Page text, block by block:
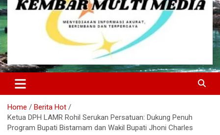
Kembar Multi Media
Home
Berita Hot
Ketua DPH LAMR Rohil Serukan Persatuan: Dukung Penuh
Program Bupati Bistamam dan Wakil Bupati Jhoni Charles